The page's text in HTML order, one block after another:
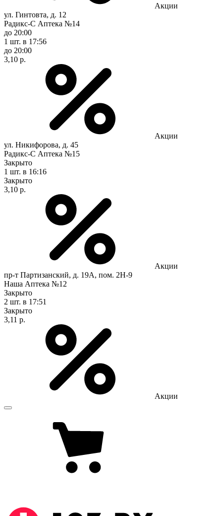
Акции
ул. Гинтовта, д. 12
Радикс-С Аптека №14
до 20:00
1 шт. в 17:56
до 20:00
3,10 р.
Акции
ул. Никифорова, д. 45
Радикс-С Аптека №15
Закрыто
1 шт. в 16:16
Закрыто
3,10 р.
Акции
пр-т Партизанский, д. 19А, пом. 2Н-9
Наша Аптека №12
Закрыто
2 шт. в 17:51
Закрыто
3,11 р.
Акции